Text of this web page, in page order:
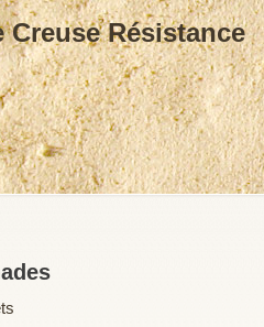
Creuse Résistance